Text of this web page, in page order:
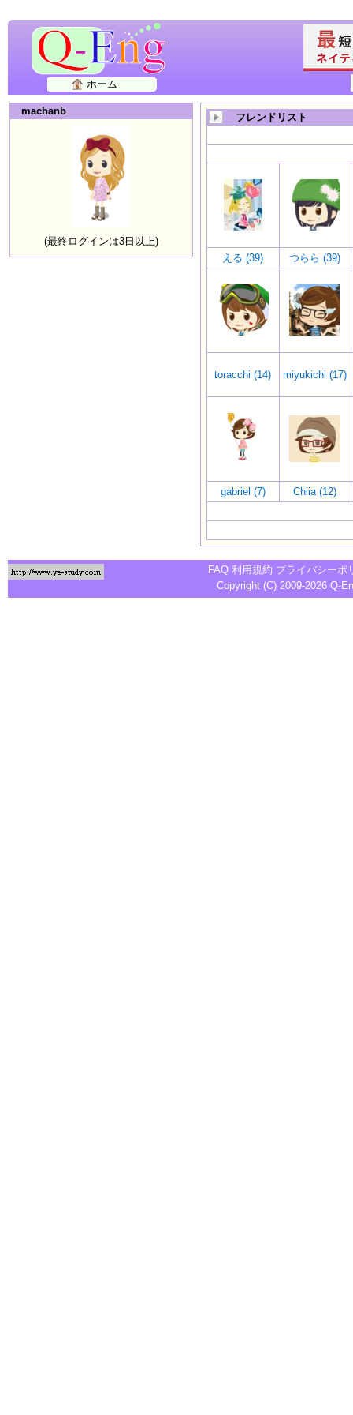
ホーム
machanb
(最終ログインは3日以上)
フレンドリスト
える (39) つらら (39)
toracchi (14) miyukichi (17)
gabriel (7) Chiia (12)
FAQ 利用規約 プライバシーポ
Copyright (C) 2009-2026 Q-